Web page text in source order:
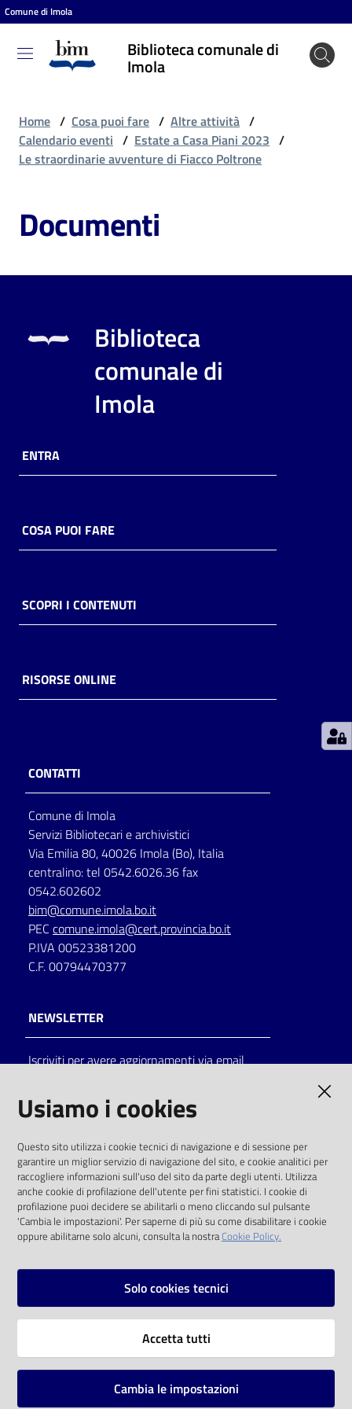
Vai al contenuto
Vai alla navigazione
Vai al footer
Comune di Imola
Biblioteca comunale di
Imola
Biblioteca
comunale
Cosa
fare
Scopri
online
Piani
Decentrate
Seguici
su
on line
Eventi
Chiedi al
bibliotecario
Avvisi
Home / Cosa puoi fare / Altre attività /
Calendario eventi / Estate a Casa Piani 2023 /
Le straordinarie avventure di Fiacco Poltrone
Documenti
Biblioteca
comunale di
Imola
ENTRA
COSA PUOI FARE
SCOPRI I CONTENUTI
RISORSE ONLINE
CONTATTI
Comune di Imola
Servizi Bibliotecari e archivistici
Via Emilia 80, 40026 Imola (Bo), Italia
centralino: tel 0542.6026.36 fax
0542.602602
bim@comune.imola.bo.it
PEC comune.imola@cert.provincia.bo.it
P.IVA 00523381200
C.F. 00794470377
NEWSLETTER
Iscriviti per avere aggiornamenti via email
solo alle condizioni previste dalla direttiva
comunitaria 2003/98/CE e dal d.lgs. 36/2006
SOCIAL
Instagram
Vai alla pagina
Usiamo i cookies
Questo sito utilizza i cookie tecnici di navigazione e di sessione per
garantire un miglior servizio di navigazione del sito, e cookie analitici per
raccogliere informazioni sull'uso del sito da parte degli utenti. Utilizza
anche cookie di profilazione dell'utente per fini statistici. I cookie di
profilazione puoi decidere se abilitarli o meno cliccando sul pulsante
'Cambia le impostazioni'. Per saperne di più su come disabilitare i cookie
oppure abilitarne solo alcuni, consulta la nostraCookie Policy.
Solo cookies tecnici
Accetta tutti
Cambia le impostazioni